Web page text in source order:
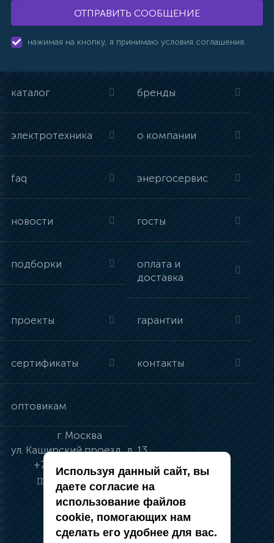
ОТПРАВИТЬ СООБЩЕНИЕ
нажимая на кнопку, я принимаю условия соглашения.
каталог бренды
электротехника о компании
faq энергосервис
новости госты
подборки
оплата и
доставка
проекты гарантии
сертификаты контакты
оптовикам
г. Москва
ул. Каширский проезд, д. 13
+7 (495) 134-41-83
moskva@vincci.ru
политика в отношении обработки
Используя данный сайт, вы
даете согласие на
использование файлов
cookie, помогающих нам
сделать его удобнее для вас.